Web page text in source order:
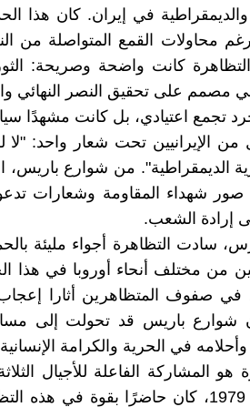
في إيران. كان هذا
محاولات القمع المتواصلة من
كانت واضحة وصريحة:
مصمم على تحقيق النصر النهائي
تجمع اعتيادي، بل كانت مشهدًا
الإيرانيين تحت شعار واحد: "لا
الديمقراطية". من شوارع
صور شهداء المقاومة وشعارات
إرادة الشعب.
سادت التظاهرة أجواء مليئة
من مختلف أنحاء أوروبا في هذا
في صفوف المتظاهرين أثارا
شوارع باريس قد تحولت إلى
في الحرية والكرامة
المشاركة الفاعلة للأجيال
عاش أحداث الثورة عام 1979، كان حاضرًا بقوة